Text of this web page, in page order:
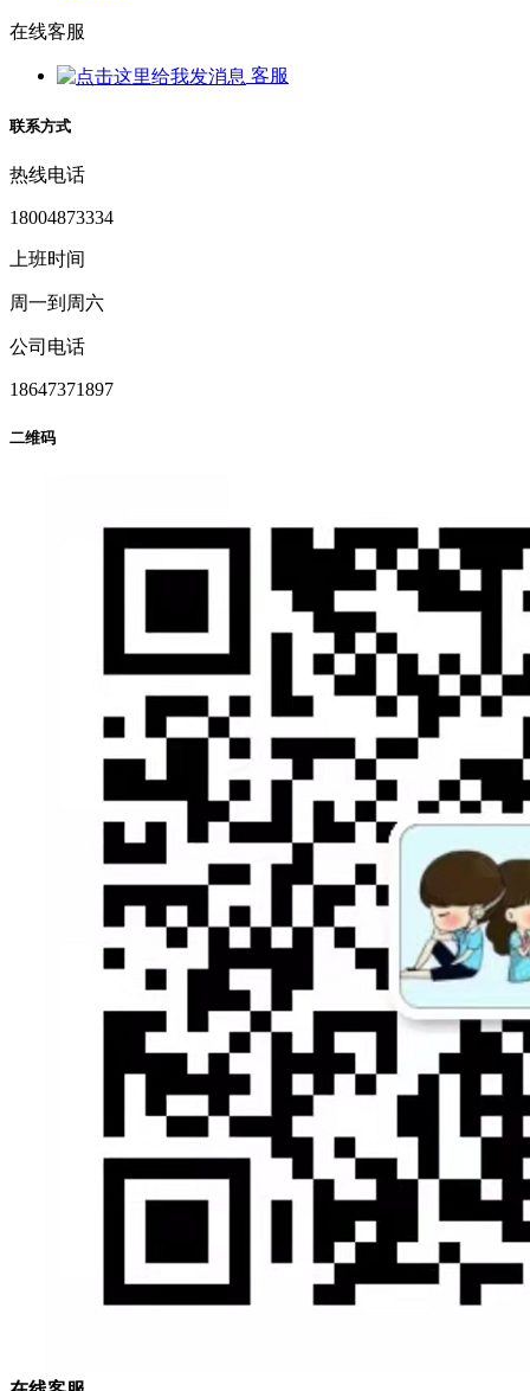
在线客服
客服
联系方式
热线电话
18004873334
上班时间
周一到周六
公司电话
18647371897
二维码